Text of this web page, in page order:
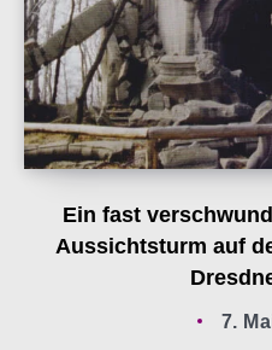
Ein fast
Aussichtsturm auf
7.